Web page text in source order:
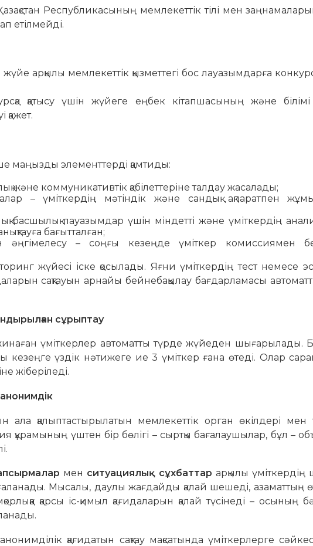
Республикасының мемлекеттік тілі мен
етілмейді.
арқылы мемлекеттік қызметтегі бос лауазымдарға
қатысу үшін жүйеге еңбек кітапшасының және
маңызды элементтерді қамтиды:
және коммуникативтік қабілеттеріне талдау жасалады;
– үміткердің мәтіндік және сандық ақпаратпен
басшылық лауазымдар үшін міндетті және үміткердің
бағытталған;
– соңғы кезеңде үміткер комиссиямен
жүйесі іске қосылады. Яғни үміткердің тест немесе
сақтауын арнайы бейнебақылау бағдарламасы
сұрыптау
үміткерлер автоматты түрде жүйеден шығарылады.
кезеңге үздік нәтижеге ие 3 үміткер ғана өтеді. Олар
жіберіледі.
қалыптастырылатын мемлекеттік орган өкілдері мен
үштен бір бөлігі – сыртқы бағалаушылар, бұл –
мен ситуациялық сұхбаттар арқылы
Мысалы, даулы жағдайды қалай шешеді, азаматтың
қарсы іс-қимыл қағидаларын қалай түсінеді – осының
қағидатын сақтау мақсатында үміткерлерге